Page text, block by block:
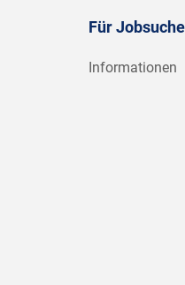
Für
Informationen